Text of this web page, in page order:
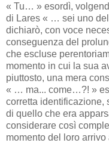
« Tu… » esordì,
di Lares « … sei uno
dichiarò, con voce
conseguenza del
che escluse
momento in cui la sua
piuttosto, una mera
« … ma... come…?! »
corretta identificazione,
di quello che era
considerare così
momento del loro